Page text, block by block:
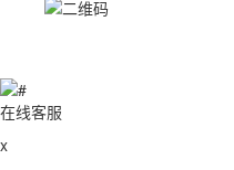
在线客服
x